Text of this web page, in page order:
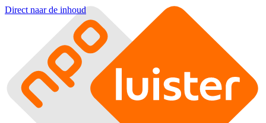
Direct naar de inhoud